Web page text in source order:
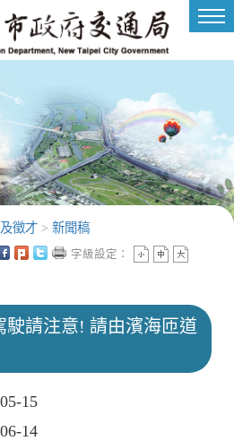
徵才 > 新聞稿
字級設定：
駛請注意! 請由濱海匝道
15
14